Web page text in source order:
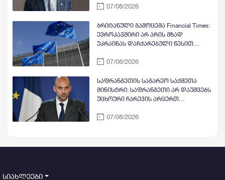
ლიდერი მარინ ტონდელიე
07/08/2026
ბრიტანული გამოცემა Financial Times:
ევროკავშირი არ არის მზად
უკრაინას დაჩქარებული წესით
წევრობის გზაზე უდიდეს
ქვეყანაში კორუფციის მაღალი დონე
07/08/2026
საფრანგეთის საგარეო საქმეთა
მინისტრი: საფრანგეთი არ დაუშვებს
უცხოური ჩარევის არცერთ
დემოკრატიულ დებატებში, მით
07/08/2026
სიახლეები